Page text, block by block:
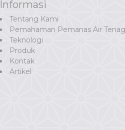
Informasi
Tentang Kami
Pemahaman Pemanas Air
Teknologi
Produk
Kontak
Artikel